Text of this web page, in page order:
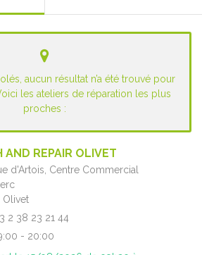
aucun résultat n’a été trouvé pour
les ateliers de réparation les plus
proches :
AND REPAIR OLIVET
d'Artois, Centre Commercial
Olivet
2 38 23 21 44
- 20:00